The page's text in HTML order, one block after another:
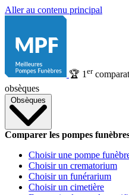
Aller au contenu principal
🏆 1 er
obsèques
Obsèques
Comparer les pompes
Choisir une pompe
Choisir un crematorium
Choisir un funérarium
Choisir un cimetière